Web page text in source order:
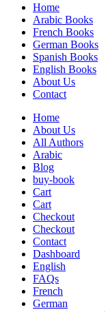
Home
Arabic Books
French Books
German Books
Spanish Books
English Books
About Us
Contact
Home
About Us
All Authors
Arabic
Blog
buy-book
Cart
Cart
Checkout
Checkout
Contact
Dashboard
English
FAQs
French
German